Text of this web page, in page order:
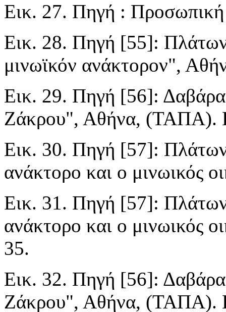
Εικ. 27. Πηγή :
Εικ. 28. Πηγή [55]:
μινωϊκόν ανάκτορον",
Εικ. 29. Πηγή [56]:
Ζάκρου", Αθήνα, (ΤΑΠΑ).
Εικ. 30. Πηγή [57]:
ανάκτορο και ο μινωικός
Εικ. 31. Πηγή [57]:
ανάκτορο και ο μινωικός
35.
Εικ. 32. Πηγή [56]:
Ζάκρου", Αθήνα, (ΤΑΠΑ).